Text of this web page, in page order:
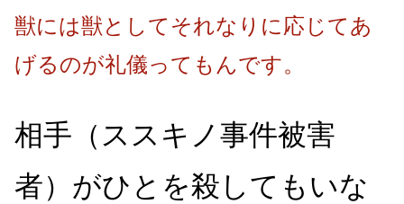
獣には獣としてそれなりに応じてあ
げるのが礼儀ってもんです。
相手（ススキノ事件被害
者）がひとを殺してもいな